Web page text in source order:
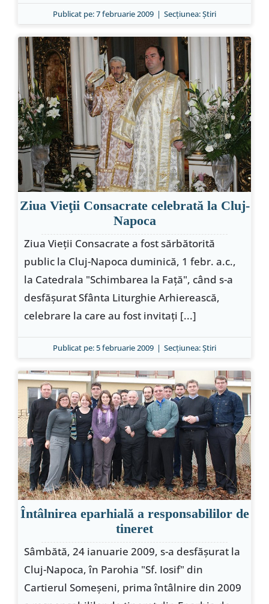
Publicat pe: 7 februarie 2009 | Secțiunea:Ştiri
Ziua Vieţii Consacrate celebrată la Cluj-
Napoca
Ziua Vieţii Consacrate a fost sărbătorită
public la Cluj-Napoca duminică, 1 febr. a.c.,
la Catedrala "Schimbarea la Faţă", când s-a
desfăşurat Sfânta Liturghie Arhierească,
celebrare la care au fost invitaţi [...]
Publicat pe: 5 februarie 2009 | Secțiunea:Ştiri
Întâlnirea eparhială a responsabililor de
tineret
Sâmbătă, 24 ianuarie 2009, s-a desfăşurat la
Cluj-Napoca, în Parohia "Sf. Iosif" din
Cartierul Someşeni, prima întâlnire din 2009